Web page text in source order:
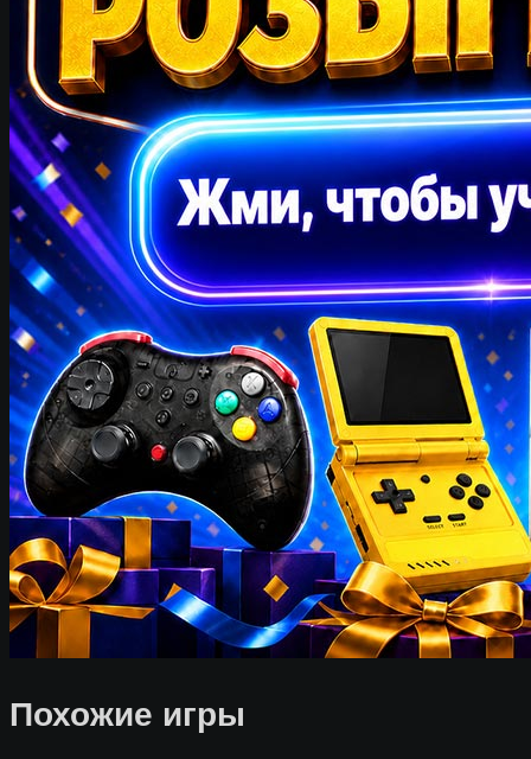
Похожие игры